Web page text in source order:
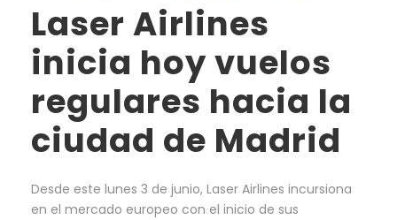
Laser Airlines
inicia hoy vuelos
regulares hacia la
ciudad de Madrid
Desde este lunes 3 de junio, Laser Airlines incursiona
en el mercado europeo con el inicio de sus